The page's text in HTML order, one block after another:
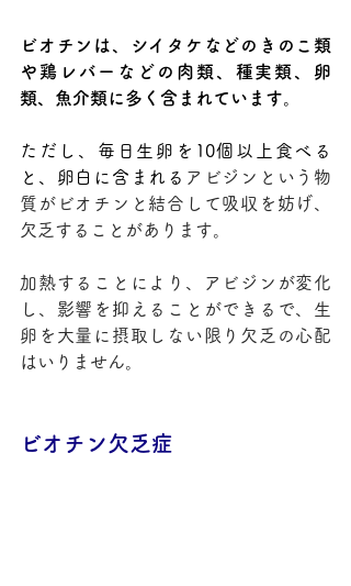
ビオチンは、シイタケなどのきのこ類
や鶏レバーなどの肉類、種実類、卵
類、魚介類に多く含まれています
ただし、毎日生卵を10個以上食べる
と、卵白に含まれる アビジンという物
質がビオチンと結合して吸収を妨げ、
欠乏することがあります。
加熱することにより、アビジンが変化
し、影響を抑えることができるで、生
卵を大量に摂取しない限り欠乏の心配
はいりません。
ビオチン欠乏症